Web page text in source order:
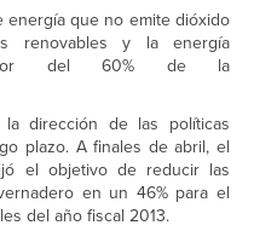
energía que no emite dióxido
renovables y la energía
del 60% de la
dirección de las políticas
plazo. A finales de abril, el
el objetivo de reducir las
en un 46% para el
del año fiscal 2013.